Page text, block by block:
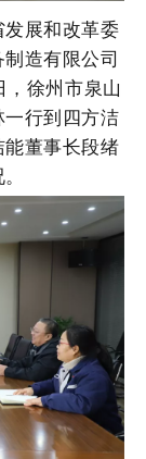
展和改革委
造有限公司
徐州市泉山
行到四方洁
董事长段绪